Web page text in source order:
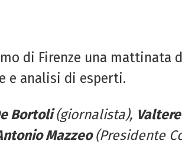
di Firenze una mattinata
e analisi di esperti.
Bortoli(giornalista),
Mazzeo(Presidente